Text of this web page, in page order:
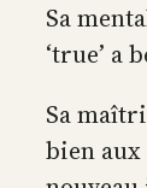
Sa
‘true’ a
Sa
bien